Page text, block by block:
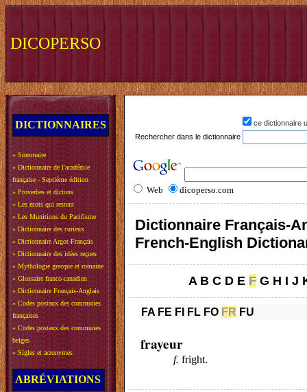
DICOPERSO
DICTIONNAIRES
» Sommaire
» Dictionnaire de l'académie
française - Septième édition
» Proverbes et dictons
» Les mots qui restent
» Les Munitions du Pacifisme
» Dictionnaire des curieux
» Dictionnaire Argot-Français
» Dictionnaire des idées reçues
» Mythologie grecque et romaine
» Glossaire franco-canadien
» Dictionnaire Français-Anglais
» Codes postaux des communes
françaises
» Codes postaux des communes
belges
» Sigles et acronymes
ABRÉVIATIONS
ce dictionnaire
Rechercher dans le dictionnaire
Web dicoperso.com
Dictionnaire Français-
French-English
A B C D E F G H I J
FA FE FI FL FO FR FU
frayeur
f. fright.